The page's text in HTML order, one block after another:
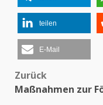
teilen
E-Mail
Zurück
Maßnahmen zur